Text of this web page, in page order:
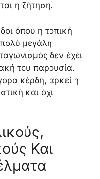
η ζήτηση.
όπου η τοπική
μεγάλη
δεν έχει
του παρουσία.
κέρδη, αρκεί η
και όχι
Και